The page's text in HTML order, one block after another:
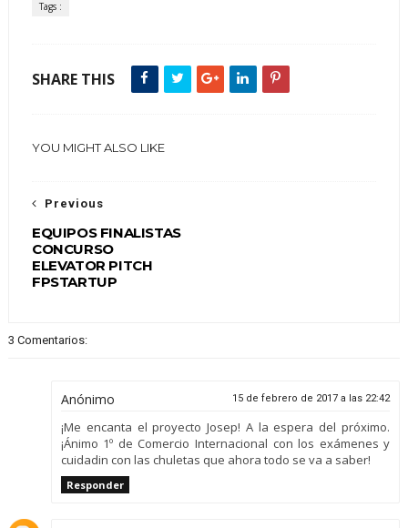
Tags :
SHARE THIS
YOU MIGHT ALSO LIKE
Previous
EQUIPOS FINALISTAS
CONCURSO
ELEVATOR PITCH
FPSTARTUP
3 Comentarios:
Anónimo 15 de febrero de 2017 a las 22:42
¡Me encanta el proyecto Josep! A la espera del próximo.
¡Ánimo 1º de Comercio Internacional con los exámenes y
cuidadin con las chuletas que ahora todo se va a saber!
Responder